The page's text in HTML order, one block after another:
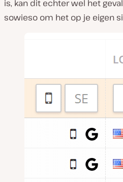
is, kan dit echter wel het
sowieso om het op je eigen